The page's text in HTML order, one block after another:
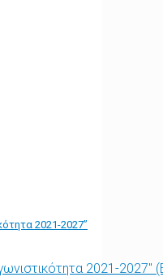
2021-2027”
2021-